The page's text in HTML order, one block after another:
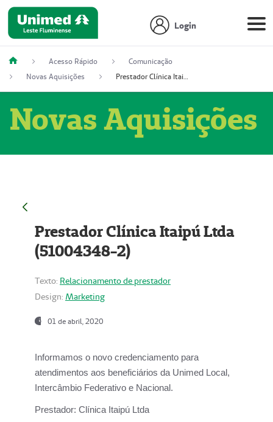
Login
Acesso Rápido
Comunicação
Novas Aquisições
Prestador Clínica Itaipú Ltda (51004348-2)
Novas Aquisições
Prestador Clínica Itaipú Ltda
(51004348-2)
Texto: Relacionamento de prestador
Design: Marketing
01 de abril, 2020
Informamos o novo credenciamento para
atendimentos aos beneficiários da Unimed Local,
Intercâmbio Federativo e Nacional.
Prestador: Clínica Itaipú Ltda